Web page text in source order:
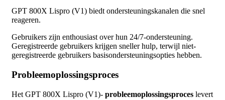
GPT 800X Lispro (V1) biedt ondersteuningskanalen die snel
reageren.
Gebruikers zijn enthousiast over hun 24/7-ondersteuning.
Geregistreerde gebruikers krijgen sneller hulp, terwijl niet-
geregistreerde gebruikers basisondersteuningsopties hebben.
Probleemoplossingsproces
Het GPT 800X Lispro (V1)- probleemoplossingsproces levert